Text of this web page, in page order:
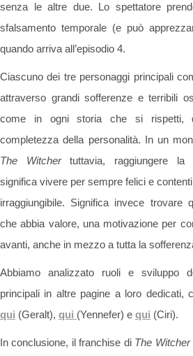
senza le altre due. Lo spettatore
sfalsamento temporale (e può
quando arriva all’episodio 4.
Ciascuno dei tre personaggi principali
attraverso grandi sofferenze e terribili
come in ogni storia che si rispetti,
completezza della personalità. In un
The Witchertuttavia, raggiungere la
significa vivere per sempre felici e
irraggiungibile. Significa invece trovare
che abbia valore, una motivazione per
avanti, anche in mezzo a tutta la
Abbiamo analizzato ruoli e sviluppo
principali in altre pagine a loro dedicati,
qui (Geralt), qui (Yennefer) e qui (Ciri).
In conclusione, il franchise di The Witcher